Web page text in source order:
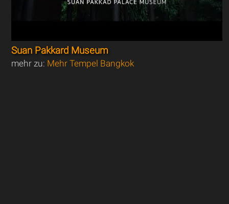
Suan Pakkard Museum
mehr zu: Mehr Tempel Bangkok